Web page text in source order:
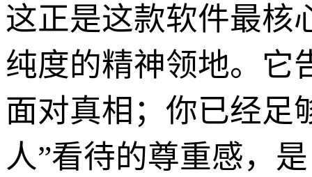
这正是这款软件最核
纯度的精神领地。它
面对真相；你已经足
人”看待的尊重感，